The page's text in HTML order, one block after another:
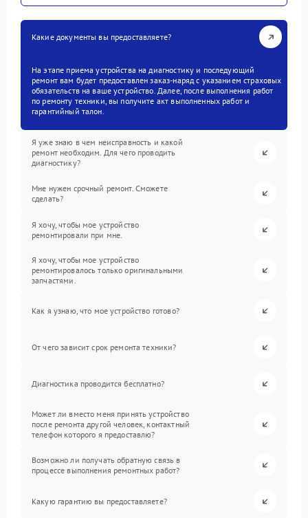
Какие документы вы предоставляете?
На этапе приема устройства на диагностику и последующий
ремонт вам будет предоставлен заказ-наряд с указанием страховых
обязательств на ваше устройство. Далее, после выполнения работ
по ремонту техники, вы получите акт выполненных работ и
гарантийный талон.
Я уже знаю в чем неисправность и какой
ремонт необходим. Для чего проводить
диагностику?
Мне нужен срочный ремонт. Сможете
сделать?
Я хочу, чтобы мое устройство
ремонтировали при мне.
Я хочу, чтобы мое устройство
ремонтировалось только оригинальными
запчастями.
Как я узнаю, что мое устройство готово?
От чего зависит срок ремонта техники?
Диагностика проводится бесплатно?
Может ли вместо меня принять устройство
после ремонта другой человек, контактный
телефон которого я предоставлю?
Возможно ли получать обратную связь в
процессе выполнения ремонтных работ?
Какую гарантию вы предоставляете?